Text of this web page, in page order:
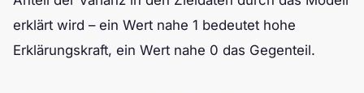
erklärt wird – ein Wert nahe 1 bedeutet hohe
Erklärungskraft, ein Wert nahe 0 das Gegenteil.